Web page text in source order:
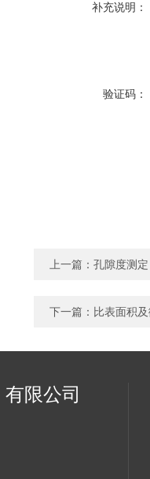
补充说明：
验证码：
上一篇： 孔隙度测定
下一篇： 比表面积
限公司